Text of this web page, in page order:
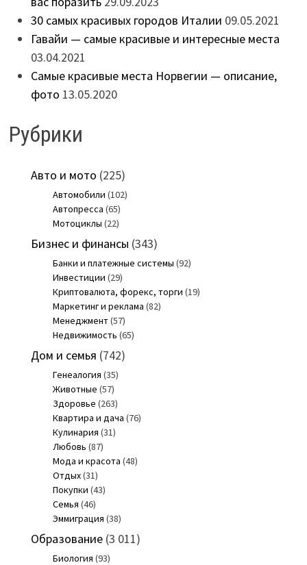
30 самых красивых городов Италии 09.05.2021
Гавайи — самые красивые и интересные места
03.04.2021
Самые красивые места Норвегии — описание,
фото 13.05.2020
Рубрики
Авто и мото (225)
Автомобили (102)
Автопресса (65)
Мотоциклы (22)
Бизнес и финансы (343)
Банки и платежные системы (92)
Инвестиции (29)
Криптовалюта, форекс, торги (19)
Маркетинг и реклама (82)
Менеджмент(57)
Недвижимость (65)
Дом и семья (742)
Генеалогия (35)
Животные (57)
Здоровье (263)
Квартира и дача (76)
Кулинария (31)
Любовь (87)
Мода и красота (48)
Отдых(31)
Покупки (43)
Семья (46)
Эммиграция (38)
Образование(3 011)
Биология (93)